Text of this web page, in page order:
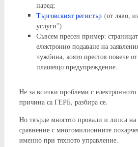
наред;
Търговският регистър(от ляво,
услуги”)
Съвсем пресен пример:
електронно подаване на
чужбина, която престоя повече
плашещо предупреждение.
Не за всички проблеми с електронното
причина са ГЕРБ, разбира се.
Но твърде многото провали и липса на
сравнение с многомилионните
именно при тяхното управление.